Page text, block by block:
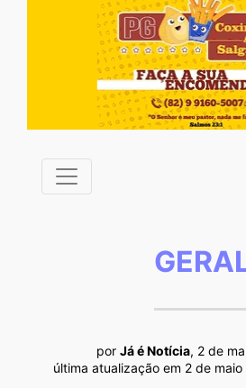
por Já é Notícia, 2 de
última atualização em 2 de